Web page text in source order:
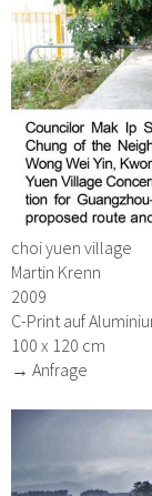
choi yuen village
Martin Krenn
2009
C-Print auf
100 x 120 cm
→ Anfrage